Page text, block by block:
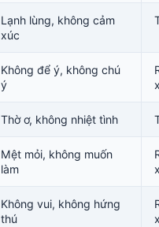
Lạnh lùng, không cảm
xúc
Không để ý, không chú
ý
Thờ ơ, không nhiệt tình
Mệt mỏi, không muốn
làm
Không vui, không hứng
thú